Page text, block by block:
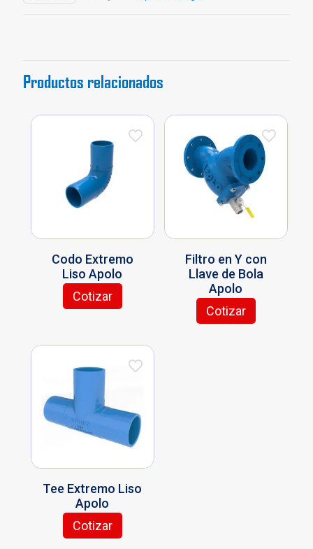
cantidad
Productos relacionados
Codo Extremo
Liso Apolo
Cotizar
Este
múltiples
se
pueden
elegir
de
producto
Filtro en Y con
Llave de Bola
Apolo
Cotizar
Tee Extremo Liso
Apolo
Cotizar
Este